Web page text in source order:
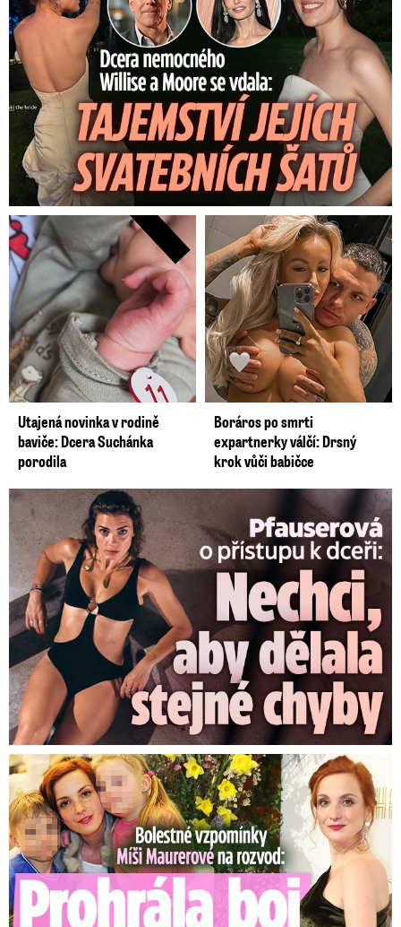
Utajená novinka v rodině
baviče: Dcera Suchánka
porodila
Boráros po smrti
expartnerky válčí: Drsný
krok vůči babičce
Pfauserová o dceři: Nechci, aby dělala stejné chyby jako já
Bolestné vzpomínky Míši Maurerové: Prohrála boj o dvojčata!